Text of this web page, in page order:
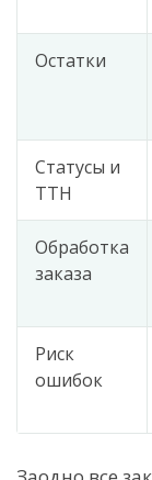
Остатки
Статусы и
ТТН
Обработка
заказа
Риск
ошибок